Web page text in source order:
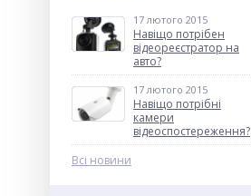
17 лютого 2015
Навіщо потрібен
відеореєстратор на
авто?
17 лютого 2015
Навіщо потрібні
камери
відеоспостереження?
Всі новини